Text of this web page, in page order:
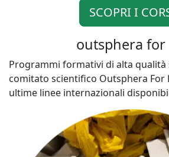
SCOPRI I
outsphera for
Programmi formativi di alta qualità
comitato scientifico Outsphera For
ultime linee internazionali